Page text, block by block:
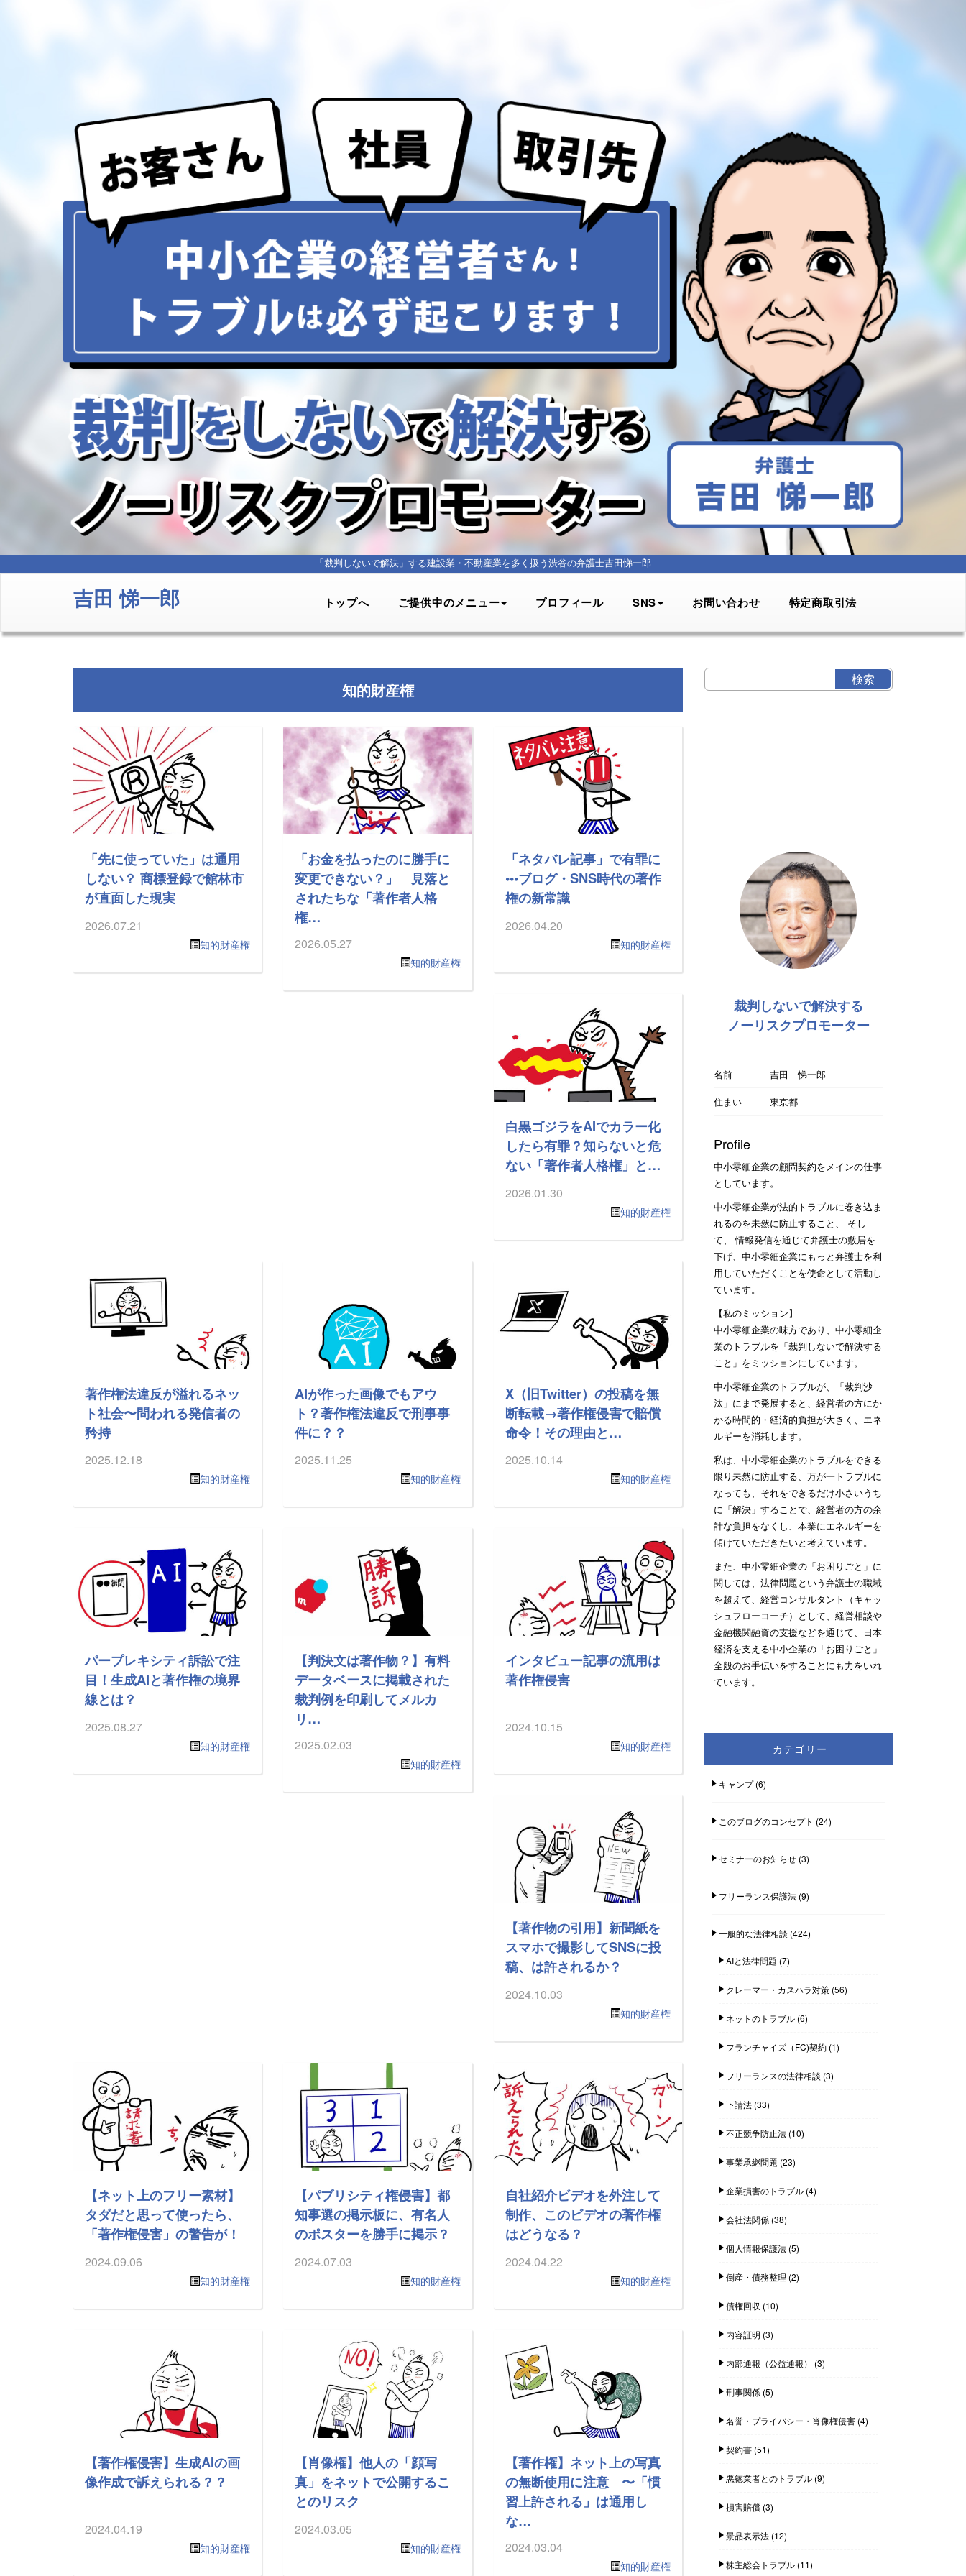
「裁判しないで解決」する建設業・不動産業を多く扱う渋谷の弁護士吉田悌一郎
吉田 悌一郎 トップへ ご提供中のメニュー プロフィール SNS お問い合わせ 特定商取引法
知的財産権
「先に使っていた」は通用
しない？ 商標登録で館林市
が直面した現実
2026.07.21
知的財産権
「お金を払ったのに勝手に
変更できない？」 見落と
されたちな「著作者人格
権…
2026.05.27
知的財産権
「ネタバレ記事」で有罪に
•••ブログ・SNS時代の著作
権の新常識
2026.04.20
知的財産権
白黒ゴジラをAIでカラー化
したら有罪？知らないと危
ない「著作者人格権」と…
2026.01.30
知的財産権
著作権法違反が溢れるネッ
ト社会〜問われる発信者の
矜持
2025.12.18
知的財産権
AIが作った画像でもアウ
ト？著作権法違反で刑事事
件に？？
2025.11.25
知的財産権
X（旧Twitter）の投稿を無
断転載→著作権侵害で賠償
命令！その理由と…
2025.10.14
知的財産権
パープレキシティ訴訟で注
目！生成AIと著作権の境界
線とは？
2025.08.27
知的財産権
【判決文は著作物？】有料
データベースに掲載された
裁判例を印刷してメルカ
リ…
2025.02.03
知的財産権
インタビュー記事の流用は
著作権侵害
2024.10.15
知的財産権
【著作物の引用】新聞紙を
スマホで撮影してSNSに投
稿、は許されるか？
2024.10.03
知的財産権
【ネット上のフリー素材】
タダだと思って使ったら、
「著作権侵害」の警告が！
2024.09.06
知的財産権
【パブリシティ権侵害】都
知事選の掲示板に、有名人
のポスターを勝手に掲示？
2024.07.03
知的財産権
自社紹介ビデオを外注して
制作、このビデオの著作権
はどうなる？
2024.04.22
知的財産権
【著作権侵害】生成AIの画
像作成で訴えられる？？
2024.04.19
知的財産権
【肖像権】他人の「顔写
真」をネットで公開するこ
とのリスク
2024.03.05
知的財産権
【著作権】ネット上の写真
の無断使用に注意 〜「慣
習上許される」は通用し
な…
2024.03.04
知的財産権
裁判しないで解決する
ノーリスクプロモーター
名前
吉田 悌一郎
住まい
東京都
Profile
中小零細企業の顧問契約をメインの仕事
としています。
中小零細企業が法的トラブルに巻き込ま
れるのを未然に防止すること、 そし
て、 情報発信を通じて弁護士の敷居を
下げ、中小零細企業にもっと弁護士を利
用していただくことを使命として活動し
ています。
【私のミッション】
中小零細企業の味方であり、中小零細企
業のトラブルを「裁判しないで解決する
こと」をミッションにしています。
中小零細企業のトラブルが、「裁判沙
汰」にまで発展すると、経営者の方にか
かる時間的・経済的負担が大きく、エネ
ルギーを消耗します。
私は、中小零細企業のトラブルをできる
限り未然に防止する、万が一トラブルに
なっても、それをできるだけ小さいうち
に「解決」することで、経営者の方の余
計な負担をなくし、本業にエネルギーを
傾けていただきたいと考えています。
また、中小零細企業の「お困りごと」に
関しては、法律問題という弁護士の職域
を超えて、経営コンサルタント（キャッ
シュフローコーチ）として、経営相談や
金融機関融資の支援などを通じて、日本
経済を支える中小企業の「お困りごと」
全般のお手伝いをすることにも力をいれ
ています。
カテゴリー
キャンプ(6)
このブログのコンセプト (24)
セミナーのお知らせ(3)
フリーランス保護法(9)
一般的な法律相談 (424)
AIと法律問題 (7)
クレーマー・カスハラ対策(56)
ネットのトラブル(6)
フランチャイズ（FC)契約(1)
フリーランスの法律相談 (3)
下請法(33)
不正競争防止法(10)
事業承継問題 (23)
企業損害のトラブル(4)
会社法関係(38)
個人情報保護法(5)
倒産・債務整理 (2)
債権回収 (10)
内容証明 (3)
内部通報（公益通報） (3)
刑事関係(5)
名誉・プライバシー・肖像権侵害(4)
契約書(51)
悪徳業者とのトラブル(9)
損害賠償(3)
景品表示法(12)
株主総会トラブル(11)